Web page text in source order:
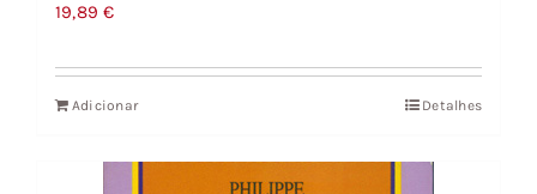
19,89€
Adicionar Detalhes